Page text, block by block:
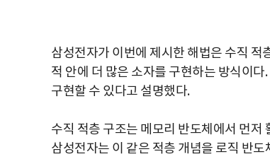
삼성전자가 이번에 제시한 해법은 수직 적
적 안에 더 많은 소자를 구현하는 방식이
구현할 수 있다고 설명했다.
수직 적층 구조는 메모리 반도체에서 먼
삼성전자는 이 같은 적층 개념을 로직 반